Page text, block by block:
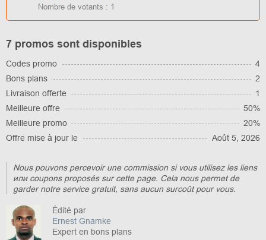
Nombre de votants : 1
7 promos sont disponibles
Codes promo
4
Bons plans
2
Livraison offerte
1
Meilleure offre
50%
Meilleure promo
20%
Offre mise à jour le
Août 5, 2026
Nous pouvons percevoir une commission si vous utilisez les liens
или coupons proposés sur cette page. Cela nous permet de
garder notre service gratuit, sans aucun surcoût pour vous.
Édité par
Ernest Gnamke
Expert en bons plans